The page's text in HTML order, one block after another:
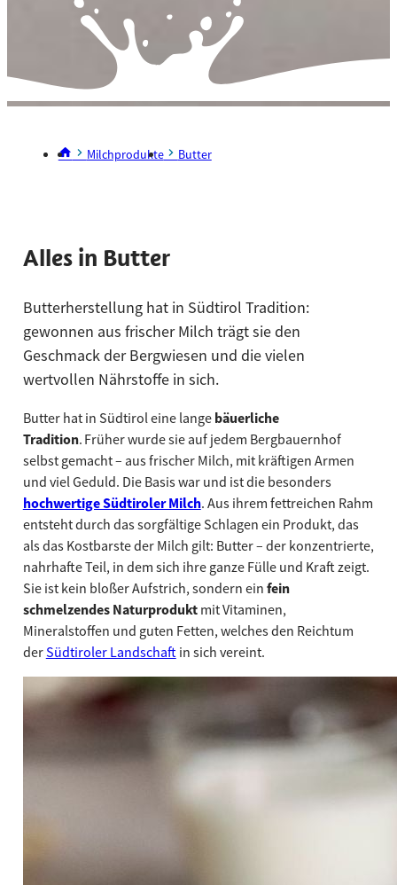
Milchprodukte Butter
Alles in Butter
Butterherstellung hat in Südtirol Tradition:
gewonnen aus frischer Milch trägt sie den
Geschmack der Bergwiesen und die vielen
wertvollen Nährstoffe in sich.
Butter hat in Südtirol eine lange bäuerliche
Tradition. Früher wurde sie auf jedem Bergbauernhof
selbst gemacht – aus frischer Milch, mit kräftigen Armen
und viel Geduld. Die Basis war und ist die besonders
hochwertige Südtiroler Milch. Aus ihrem fettreichen Rahm
entsteht durch das sorgfältige Schlagen ein Produkt, das
als das Kostbarste der Milch gilt: Butter – der konzentrierte,
nahrhafte Teil, in dem sich ihre ganze Fülle und Kraft zeigt.
Sie ist kein bloßer Aufstrich, sondern ein fein
schmelzendes Naturprodukt mit Vitaminen,
Mineralstoffen und guten Fetten, welches den Reichtum
derSüdtiroler Landschaftin sich vereint.